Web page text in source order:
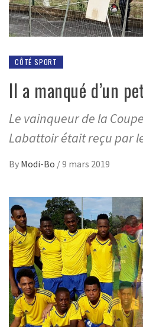
CÔTÉ SPORT
Il a manqué d’un
Le vainqueur de la
Labattoir était reçu par
By Modi-Bo /9 mars 2019